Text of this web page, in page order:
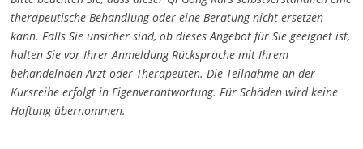
therapeutische Behandlung oder eine Beratung nicht ersetzen
kann. Falls Sie unsicher sind, ob dieses Angebot für Sie geeignet ist,
halten Sie vor Ihrer Anmeldung Rücksprache mit Ihrem
behandelnden Arzt oder Therapeuten. Die Teilnahme an der
Kursreihe erfolgt in Eigenverantwortung. Für Schäden wird keine
Haftung übernommen.